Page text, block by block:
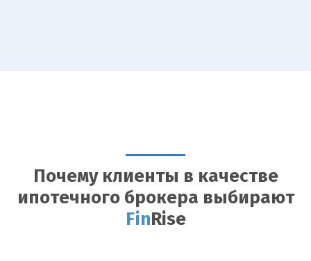
Почему клиенты в качестве
ипотечного брокера выбирают
Fin Rise